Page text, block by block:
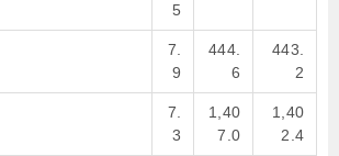
5
7.
9
444.
6
443.
2
7.
3
1,40
7.0
1,40
2.4